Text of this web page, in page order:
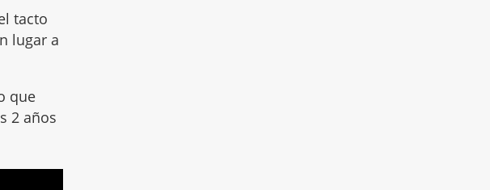
tacto
lugar a
que
2 años